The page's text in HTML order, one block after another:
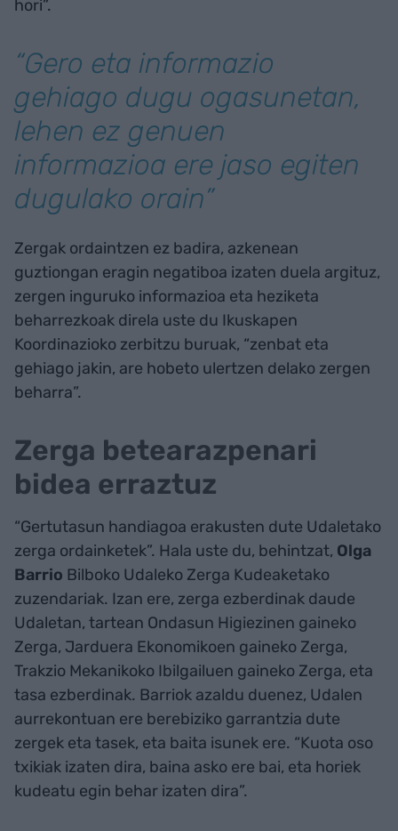
hori”.
“Gero eta informazio
gehiago dugu ogasunetan,
lehen ez genuen
informazioa ere jaso egiten
dugulako orain”
Zergak ordaintzen ez badira, azkenean
guztiongan eragin negatiboa izaten duela argituz,
zergen inguruko informazioa eta heziketa
beharrezkoak direla uste du Ikuskapen
Koordinazioko zerbitzu buruak, “zenbat eta
gehiago jakin, are hobeto ulertzen delako zergen
beharra”.
Zerga betearazpenari
bidea erraztuz
“Gertutasun handiagoa erakusten dute Udaletako
zerga ordainketek”. Hala uste du, behintzat, Olga
Barrio Bilboko Udaleko Zerga Kudeaketako
zuzendariak. Izan ere, zerga ezberdinak daude
Udaletan, tartean Ondasun Higiezinen gaineko
Zerga, Jarduera Ekonomikoen gaineko Zerga,
Trakzio Mekanikoko Ibilgailuen gaineko Zerga, eta
tasa ezberdinak. Barriok azaldu duenez, Udalen
aurrekontuan ere berebiziko garrantzia dute
zergek eta tasek, eta baita isunek ere. “Kuota oso
txikiak izaten dira, baina asko ere bai, eta horiek
kudeatu egin behar izaten dira”.